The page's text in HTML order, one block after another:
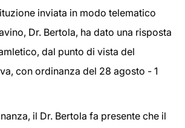
inviata in modo telematico
Dr. Bertola, ha dato una risposta
dal punto di vista del
con ordinanza del 28 agosto - 1
il Dr. Bertola fa presente che il